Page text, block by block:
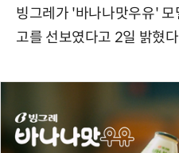
빙그레가 '바나나맛우유'
고를 선보였다고 2일 밝혔